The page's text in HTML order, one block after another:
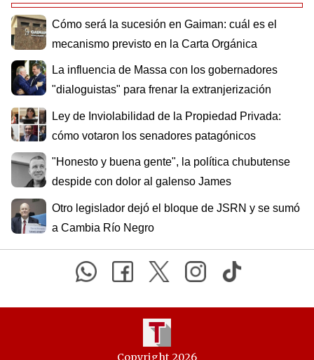
Cómo será la sucesión en Gaiman: cuál es el
mecanismo previsto en la Carta Orgánica
La influencia de Massa con los gobernadores
"dialoguistas" para frenar la extranjerización
Ley de Inviolabilidad de la Propiedad Privada:
cómo votaron los senadores patagónicos
"Honesto y buena gente", la política chubutense
despide con dolor al galenso James
Otro legislador dejó el bloque de JSRN y se sumó
a Cambia Río Negro